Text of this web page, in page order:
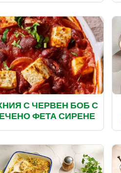
С ЧЕРВЕН БОБ С
ФЕТА СИРЕНЕ